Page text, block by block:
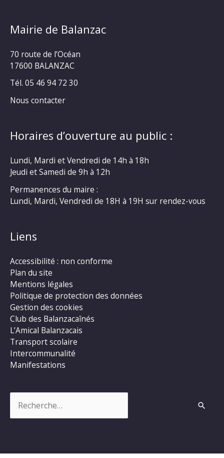
Mairie de Balanzac
70 route de l’Océan
17600 BALANZAC
Tél. 05 46 94 72 30
Nous contacter
Horaires d’ouverture au public :
Lundi, Mardi et Vendredi de 14h à 18h
Jeudi et Samedi de 9h à 12h
Permanences du maire :
Lundi, Mardi, Vendredi de 18H à 19H sur rendez-vous
Liens
Accessibilité : non conforme
Plan du site
Mentions légales
Politique de protection des données
Gestion des cookies
Club des Balanzacaînés
L’Amical Balanzacais
Transport scolaire
Intercommunalité
Manifestations